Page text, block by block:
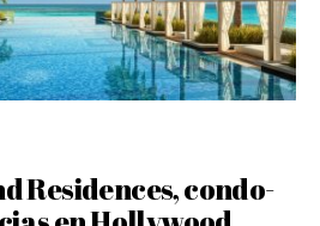
Residences, condo-